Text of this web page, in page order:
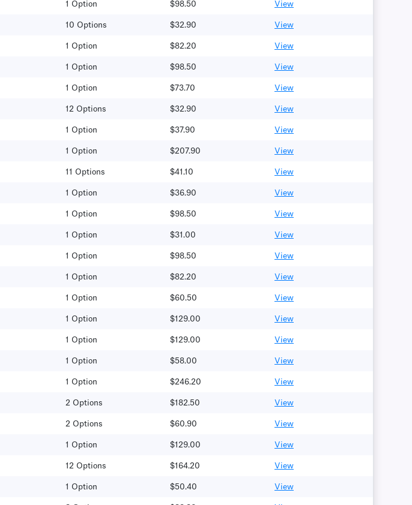
1 Option $98.50 View
10 Options $32.90 View
1 Option $82.20 View
1 Option $98.50 View
1 Option $73.70 View
12 Options $32.90 View
1 Option $37.90 View
1 Option $207.90 View
11 Options $41.10 View
1 Option $36.90 View
1 Option $98.50 View
1 Option $31.00 View
1 Option $98.50 View
1 Option $82.20 View
1 Option $60.50 View
1 Option $129.00 View
1 Option $129.00 View
1 Option $58.00 View
1 Option $246.20 View
2 Options $182.50 View
2 Options $60.90 View
1 Option $129.00 View
12 Options $164.20 View
1 Option $50.40 View